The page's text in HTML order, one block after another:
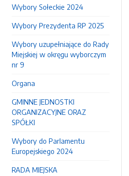
Wybory Sołeckie 2024
Wybory Prezydenta RP 2025
Wybory uzupełniające do Rady
Miejskiej w okręgu wyborczym
nr 9
Organa
GMINNE JEDNOSTKI
ORGANIZACYJNE ORAZ
SPÓŁKI
Wybory do Parlamentu
Europejskiego 2024
RADA MIEJSKA